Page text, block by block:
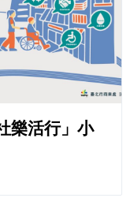
樂活行」小